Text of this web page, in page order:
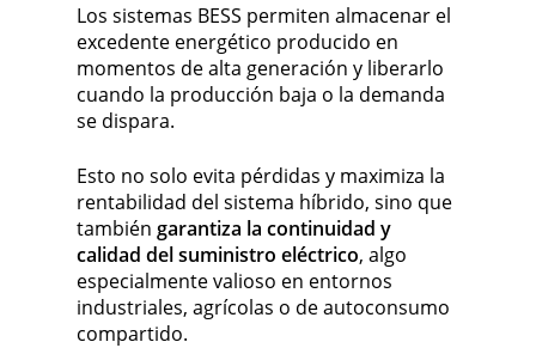
Los sistemas BESS permiten almacenar el
excedente energético producido en
momentos de alta generación y liberarlo
cuando la producción baja o la demanda
se dispara.
Esto no solo evita pérdidas y maximiza la
rentabilidad del sistema híbrido, sino que
también garantiza la continuidad y
calidad del suministro eléctrico, algo
especialmente valioso en entornos
industriales, agrícolas o de autoconsumo
compartido.